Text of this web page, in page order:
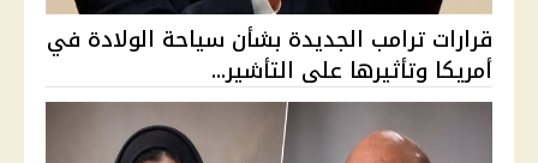
قرارات ترامب الجديدة بشأن سياحة الولادة في
أمريكا وتأثيرها على التأشير...